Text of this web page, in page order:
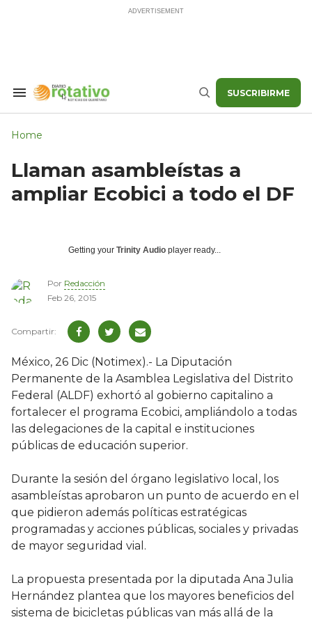
Search
Buscar SUSCRIBIRME
Home
Llaman asambleístas a
ampliar Ecobici a todo el DF
Getting your Trinity Audio player ready...
Por Redacción
Feb 26, 2015
México, 26 Dic (Notimex).- La Diputación
Permanente de la Asamblea Legislativa del Distrito
Federal (ALDF) exhortó al gobierno capitalino a
fortalecer el programa Ecobici, ampliándolo a todas
las delegaciones de la capital e instituciones
públicas de educación superior.
Durante la sesión del órgano legislativo local, los
asambleístas aprobaron un punto de acuerdo en el
que pidieron además políticas estratégicas
programadas y acciones públicas, sociales y privadas
de mayor seguridad vial.
La propuesta presentada por la diputada Ana Julia
Hernández plantea que los mayores beneficios del
sistema de bicicletas públicas van más allá de la